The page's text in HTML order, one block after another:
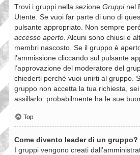
Trovi i gruppi nella sezione Gruppinel
Utente. Se vuoi far parte di uno di
pulsante appropriato. Non sempre
accesso aperto. Alcuni sono chiusi e
membri nascosto. Se il gruppo è
l’ammissione cliccando sul pulsante
l’approvazione del moderatore del
chiederti perché vuoi unirti al gruppo.
gruppo non accetta la tua richiesta,
assillarlo: probabilmente ha le sue
Top
Come divento leader di un gruppo?
I gruppi vengono creati